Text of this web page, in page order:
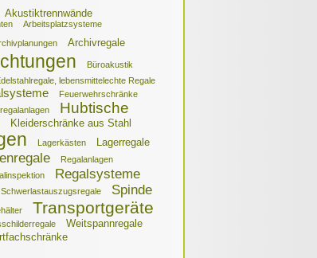
Akustiktrennwände
Arbeitsplatzsysteme
Archivregale
Büroakustik
lebensmittelechte Regale
Feuerwehrschränke
Hubtische
Kleiderschränke aus Stahl
Lagerkästen Lagerregale
Regalanlagen
Regalsysteme
Schwerlastauszugsregale Spinde
Transportgeräte
Weitspannregale